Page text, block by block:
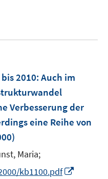
e
u
F
n
s
t
ö
f
2010: Auch im
Verbesserung der
eine Reihe von
Maria;
kb1100.pdf